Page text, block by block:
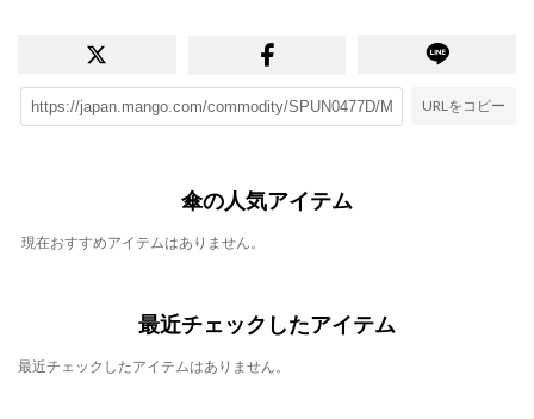
URLをコピー
傘の人気アイテム
現在おすすめアイテムはありません。
最近チェックしたアイテム
最近チェックしたアイテムはありません。